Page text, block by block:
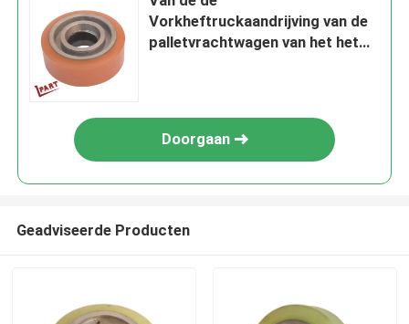
Vorkheftruckaandrijving van de
palletvrachtwagen van het het
Doorgaan
Geadviseerde Producten